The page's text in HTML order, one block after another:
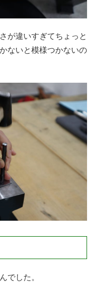
が違いすぎてちょっと
ないと模様つかないの
でした。